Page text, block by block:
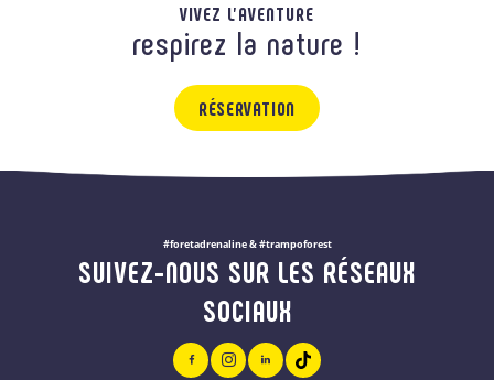
VIVEZ L'AVENTURE
respirez la nature !
RÉSERVATION
#foretadrenaline & #trampoforest
SUIVEZ-NOUS SUR LES RÉSEAUX
SOCIAUX